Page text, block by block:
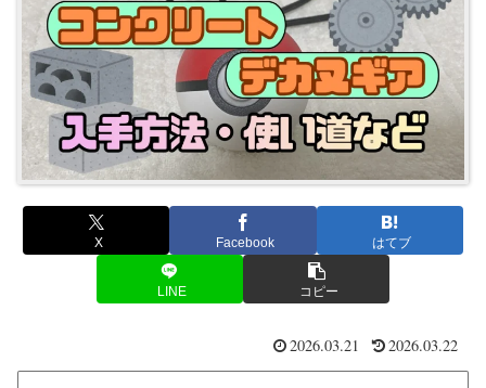
X Facebook はてブ
LINE コピー
2026.03.21 2026.03.22